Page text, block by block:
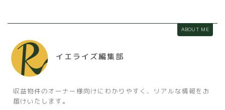
ABOUT ME
イエライズ編集部
収益物件のオーナー様向けにわかりやすく、リアルな情報をお
届けいたします。